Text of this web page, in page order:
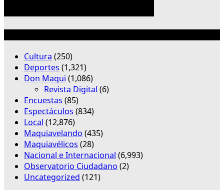
Cultura (250)
Deportes (1,321)
Don Maqui (1,086)
Revista Digital (6)
Encuestas (85)
Espectáculos (834)
Local (12,876)
Maquiavelando (435)
Maquiavélicos (28)
Nacional e Internacional (6,993)
Observatorio Ciudadano (2)
Uncategorized (121)